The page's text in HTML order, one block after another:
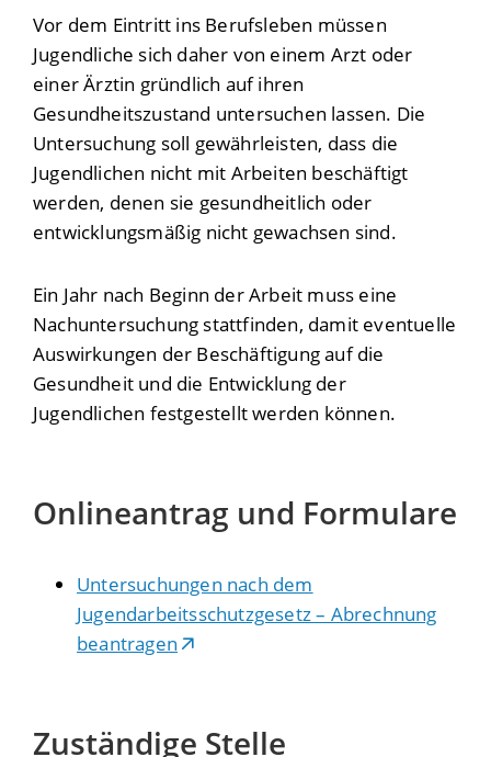
Vor dem Eintritt ins Berufsleben müssen
Jugendliche sich daher von einem Arzt oder
einer Ärztin gründlich auf ihren
Gesundheitszustand untersuchen lassen. Die
Untersuchung soll gewährleisten, dass die
Jugendlichen nicht mit Arbeiten beschäftigt
werden, denen sie gesundheitlich oder
entwicklungsmäßig nicht gewachsen sind.
Ein Jahr nach Beginn der Arbeit muss eine
Nachuntersuchung stattfinden, damit eventuelle
Auswirkungen der Beschäftigung auf die
Gesundheit und die Entwicklung der
Jugendlichen festgestellt werden können.
Onlineantrag und Formulare
Untersuchungen nach dem
Jugendarbeitsschutzgesetz – Abrechnung
beantragen
Zuständige Stelle